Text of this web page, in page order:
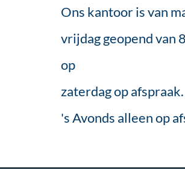
Ons kantoor is van
vrijdag geopend van
op
zaterdag op afspraak.
's Avonds alleen op